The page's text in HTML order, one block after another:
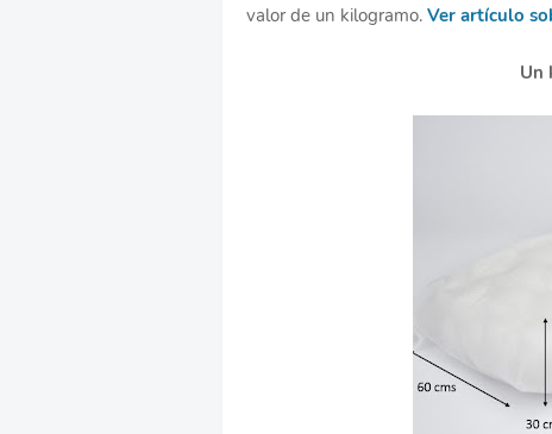
valor de un kilogramo. Ver artículo
Un